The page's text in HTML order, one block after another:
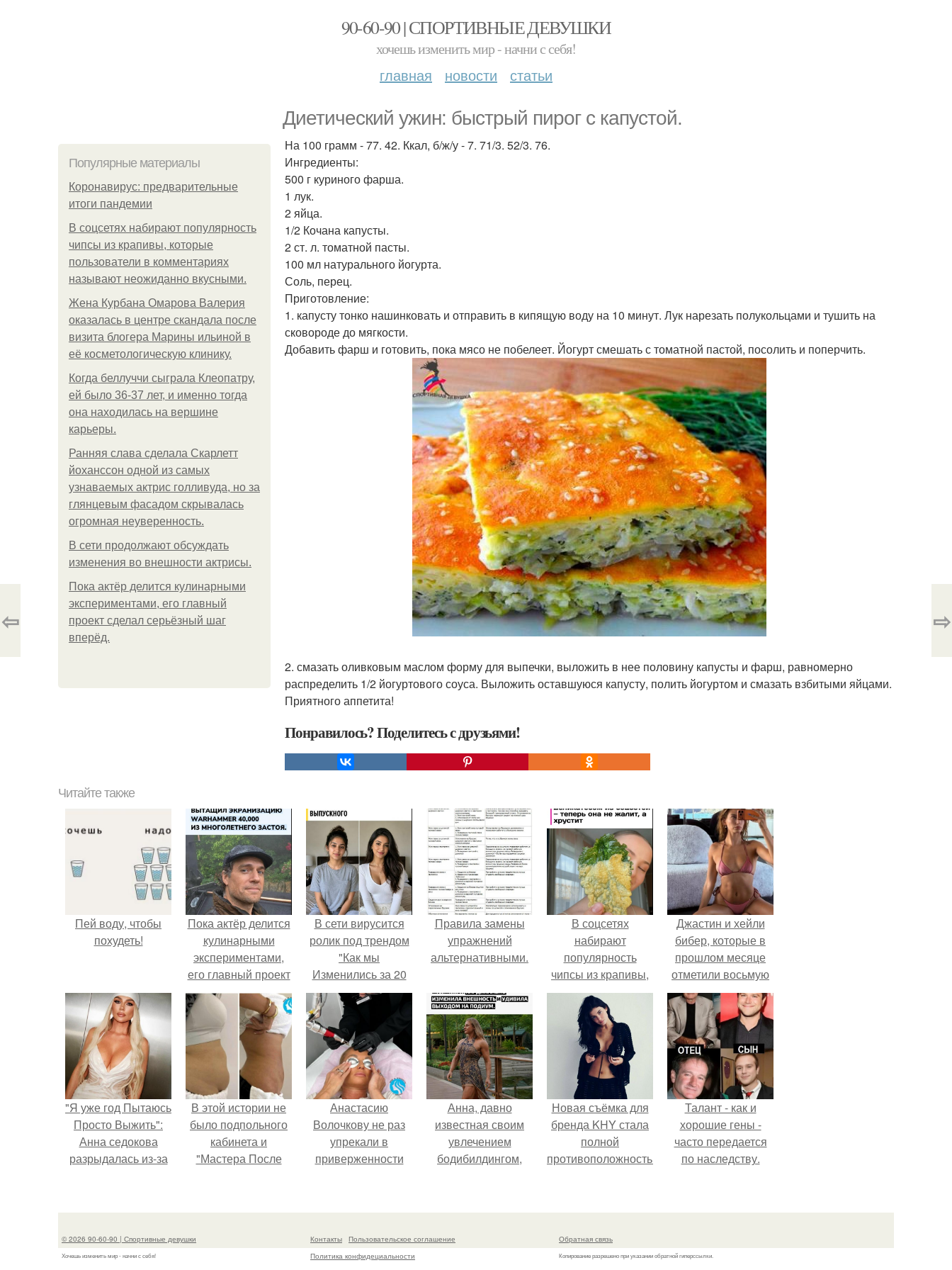
90-60-90 | СПОРТИВНЫЕ ДЕВУШКИ
хочешь изменить мир - начни с себя!
главная новости статьи
Диетический ужин: быстрый пирог с капустой.
Популярные материалы
Коронавирус: предварительные
итоги пандемии
В соцсетях набирают популярность
чипсы из крапивы, которые
пользователи в комментариях
называют неожиданно вкусными.
Жена Курбана Омарова Валерия
оказалась в центре скандала после
визита блогера Марины ильиной в
её косметологическую клинику.
Когда беллуччи сыграла Клеопатру,
ей было 36-37 лет, и именно тогда
она находилась на вершине
карьеры.
Ранняя слава сделала Скарлетт
йоханссон одной из самых
узнаваемых актрис голливуда, но за
глянцевым фасадом скрывалась
огромная неуверенность.
В сети продолжают обсуждать
изменения во внешности актрисы.
Пока актёр делится кулинарными
экспериментами, его главный
проект сделал серьёзный шаг
вперёд.
На 100 грамм - 77. 42. Ккал, б/ж/у - 7. 71/3. 52/3. 76.
Ингредиенты:
500 г куриного фарша.
1 лук.
2 яйца.
1/2 Кочана капусты.
2 ст. л. томатной пасты.
100 мл натурального йогурта.
Соль, перец.
Приготовление:
1. капусту тонко нашинковать и отправить в кипящую воду на 10 минут. Лук нарезать полукольцами и тушить на
сковороде до мягкости.
Добавить фарш и готовить, пока мясо не побелеет. Йогурт смешать с томатной пастой, посолить и поперчить.
2. смазать оливковым маслом форму для выпечки, выложить в нее половину капусты и фарш, равномерно
распределить 1/2 йогуртового соуса. Выложить оставшуюся капусту, полить йогуртом и смазать взбитыми яйцами.
Приятного аппетита!
Понравилось? Поделитесь с друзьями!
⇦ ⇨
Читайте также
Пей воду, чтобы
похудеть!
Пока актёр делится
кулинарными
экспериментами,
его главный проект
сделал серьёзный
шаг вперёд.
В сети вирусится
ролик под трендом
"Как мы
Изменились за 20
лет".
Правила замены
упражнений
альтернативными.
В соцсетях
набирают
популярность
чипсы из крапивы,
которые
пользователи в
комментариях
называют
неожиданно
вкусными.
Джастин и хейли
бибер, которые в
прошлом месяце
отметили восьмую
годовщину
помолвки, показали
новые фото с
совместного
отдыха.
"Я уже год Пытаюсь
Просто Выжить":
Анна седокова
разрыдалась из-за
В этой истории не
было подпольного
кабинета и
"Мастера После
Анастасию
Волочкову не раз
упрекали в
приверженности
Анна, давно
известная своим
увлечением
бодибилдингом,
в роли модели.
Новая съёмка для
бренда KHY стала
полной
противоположностью
ассоциировалась
Талант - как и
хорошие гены -
часто передается
по наследству.
© 2026 90-60-90 | Спортивные девушки
Хочешь изменить мир - начни с себя!
Контакты
Пользовательское соглашение
Политика конфидециальности
Обратная связь
Копирование разрешено при указании обратной гиперссылки.